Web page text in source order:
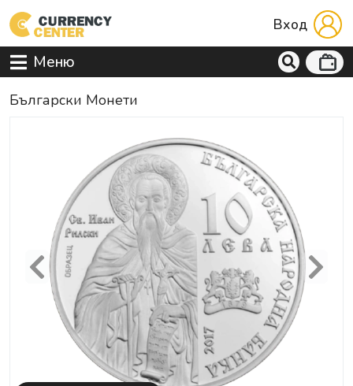
Вход
Меню
Български Монети
Previous Next